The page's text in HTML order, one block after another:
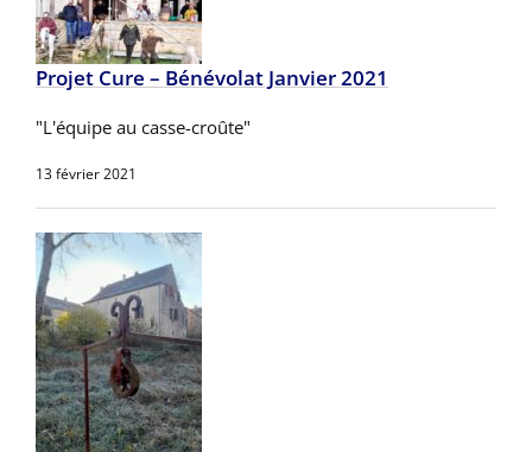
Projet Cure – Bénévolat Janvier 2021
"L'équipe au casse-croûte"
13 février 2021